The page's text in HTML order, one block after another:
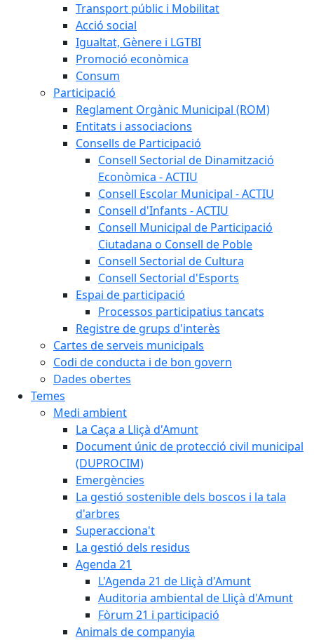
Transport públic i Mobilitat
Acció social
Igualtat, Gènere i LGTBI
Promoció econòmica
Consum
Participació
Reglament Orgànic Municipal (ROM)
Entitats i associacions
Consells de Participació
Consell Sectorial de Dinamització
Econòmica - ACTIU
Consell Escolar Municipal - ACTIU
Consell d'Infants - ACTIU
Consell Municipal de Participació
Ciutadana o Consell de Poble
Consell Sectorial de Cultura
Consell Sectorial d'Esports
Espai de participació
Processos participatius tancats
Registre de grups d'interès
Cartes de serveis municipals
Codi de conducta i de bon govern
Dades obertes
Temes
Medi ambient
La Caça a Lliçà d'Amunt
Document únic de protecció civil municipal
(DUPROCIM)
Emergències
La gestió sostenible dels boscos i la tala
d'arbres
Superacciona't
La gestió dels residus
Agenda 21
L'Agenda 21 de Lliçà d'Amunt
Auditoria ambiental de Lliçà d'Amunt
Fòrum 21 i participació
Animals de companyia